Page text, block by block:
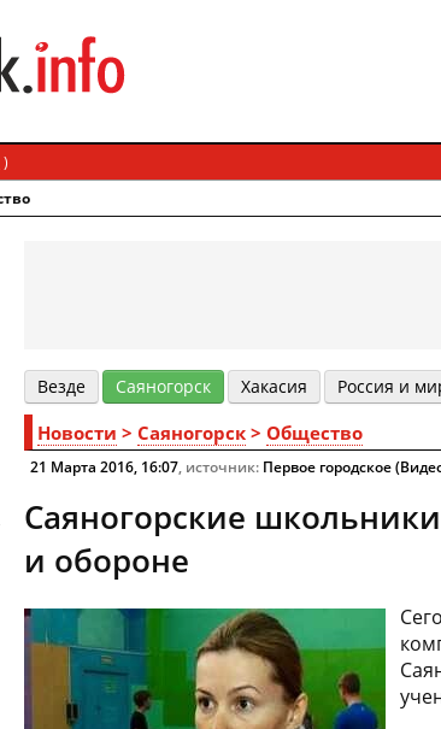
)
Везде Cаяногорск Хакасия Россия и
Новости > Cаяногорск > Общество
21 Марта 2016, 16:07, источник: Первое городское
Саяногорские
и обороне